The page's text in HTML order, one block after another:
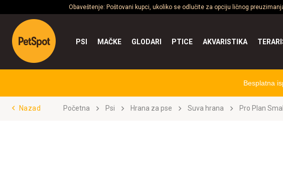
Obaveštenje: Poštovani kupci, ukoliko se odlučite za opciju ličnog
PSI MAČKE GLODARI PTICE AKVARISTIKA
Besplatna
Nazad Početna Psi Hrana za pse Suva hrana Pro Plan